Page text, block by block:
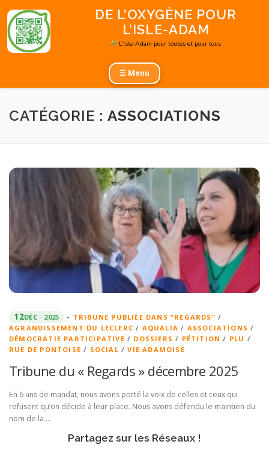
au
contenu
DE L’OXYGÈNE POUR
L’ISLE-ADAM
L’Isle-Adam pour toutes et pour tous
☰ Menu
CATÉGORIE : ASSOCIATIONS
12DÉC 2025 • TRIBUNE PUBLIÉE DANS "REGARDS" /
AGRANDISSEMENT DU LECLERC / AQUALIA / ASSOCIATIONS /
DÉMOCRATIE PARTICIPATIVE / DOSSIERS / PÉTITION / PLU /
RUE DE PONTOISE / SOCIAL /VIE ADAMOISE
Tribune du « Regards » décembre 2025
En 6 ans de mandat, nous avons porté la voix de celles et ceux qui
refusent qu’on décide à leur place. Nous avons défendu le maintien du
nom de la …
Partagez sur les Réseaux !